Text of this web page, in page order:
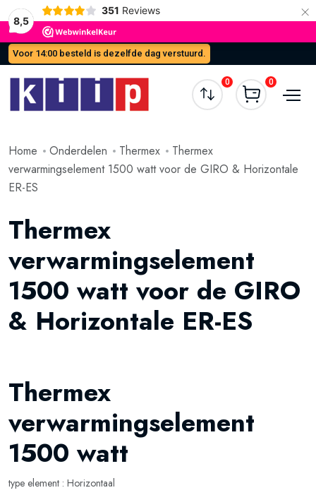
8,5
351 Reviews ×
Voor 14:00 besteld is dezelfde dag verstuurd.
0 0
Home Onderdelen Thermex
Thermex
verwarmingselement 1500 watt voor de GIRO & Horizontale
ER-ES
Thermex
verwarmingselement
1500 watt voor de GIRO
& Horizontale ER-ES
Thermex
verwarmingselement
1500 watt
type element : Horizontaal